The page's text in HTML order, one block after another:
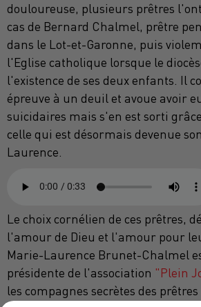
douloureuse, plusieurs prêtres
cas de Bernard Chalmel, prêtre
dans le Lot-et-Garonne, puis
l'Eglise catholique lorsque le
l'existence de ses deux enfants. Il
épreuve à un deuil et avoue avoir
suicidaires mais s'en est sorti
celle qui est désormais devenue
Laurence.
Le choix cornélien de ces prêtres,
l'amour de Dieu et l'amour pour
Marie-Laurence Brunet-Chalmel
présidente de l'association "Plein
les compagnes secrètes des